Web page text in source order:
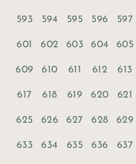
593 594 595 596 597
601 602 603 604 605
609 610 611 612 613
617 618 619 620 621
625 626 627 628 629
633 634 635 636 637